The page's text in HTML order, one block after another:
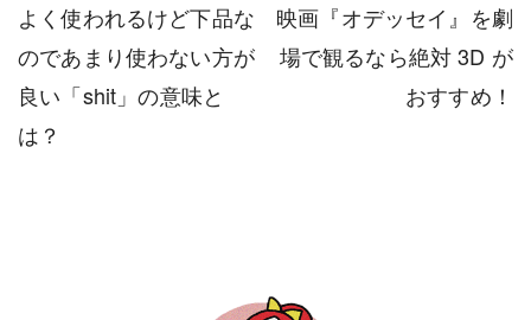
よく使われるけど下品な
のであまり使わない方が
良い「shit」の意味と
は？
映画『オデッセイ』を劇
場で観るなら絶対 3D が
おすすめ！